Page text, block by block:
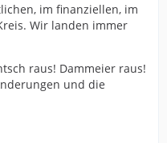
im finanziellen, im
Wir landen immer
raus! Dammeier raus!
und die